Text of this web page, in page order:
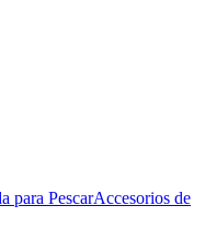
para PescarAccesorios de